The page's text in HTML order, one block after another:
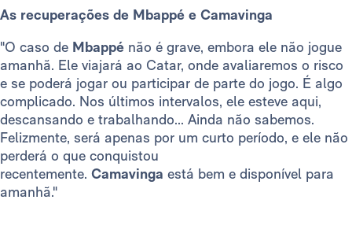
As recuperações de Mbappé e Camavinga
"O caso de Mbappé não é grave, embora ele não jogue
amanhã. Ele viajará ao Catar, onde avaliaremos o risco
e se poderá jogar ou participar de parte do jogo. É algo
complicado. Nos últimos intervalos, ele esteve aqui,
descansando e trabalhando... Ainda não sabemos.
Felizmente, será apenas por um curto período, e ele não
perderá o que conquistou
recentemente. Camavinga está bem e disponível para
amanhã."